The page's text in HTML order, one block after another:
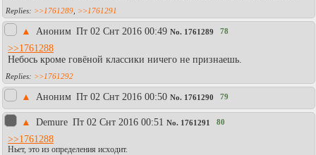
>>1761289 >>1761291
▲ Аноним Пт 02 Снт 2016 00:49 No. 1761289 78
>>1761288
Небось кроме говёной классики ничего не признаешь.
>>1761292
▲ Аноним Пт 02 Снт 2016 00:50 No. 1761290 79
▲ Demure Пт 02 Снт 2016 00:51 No. 1761291 80
>>1761288
Ньет, это из определения исходит.